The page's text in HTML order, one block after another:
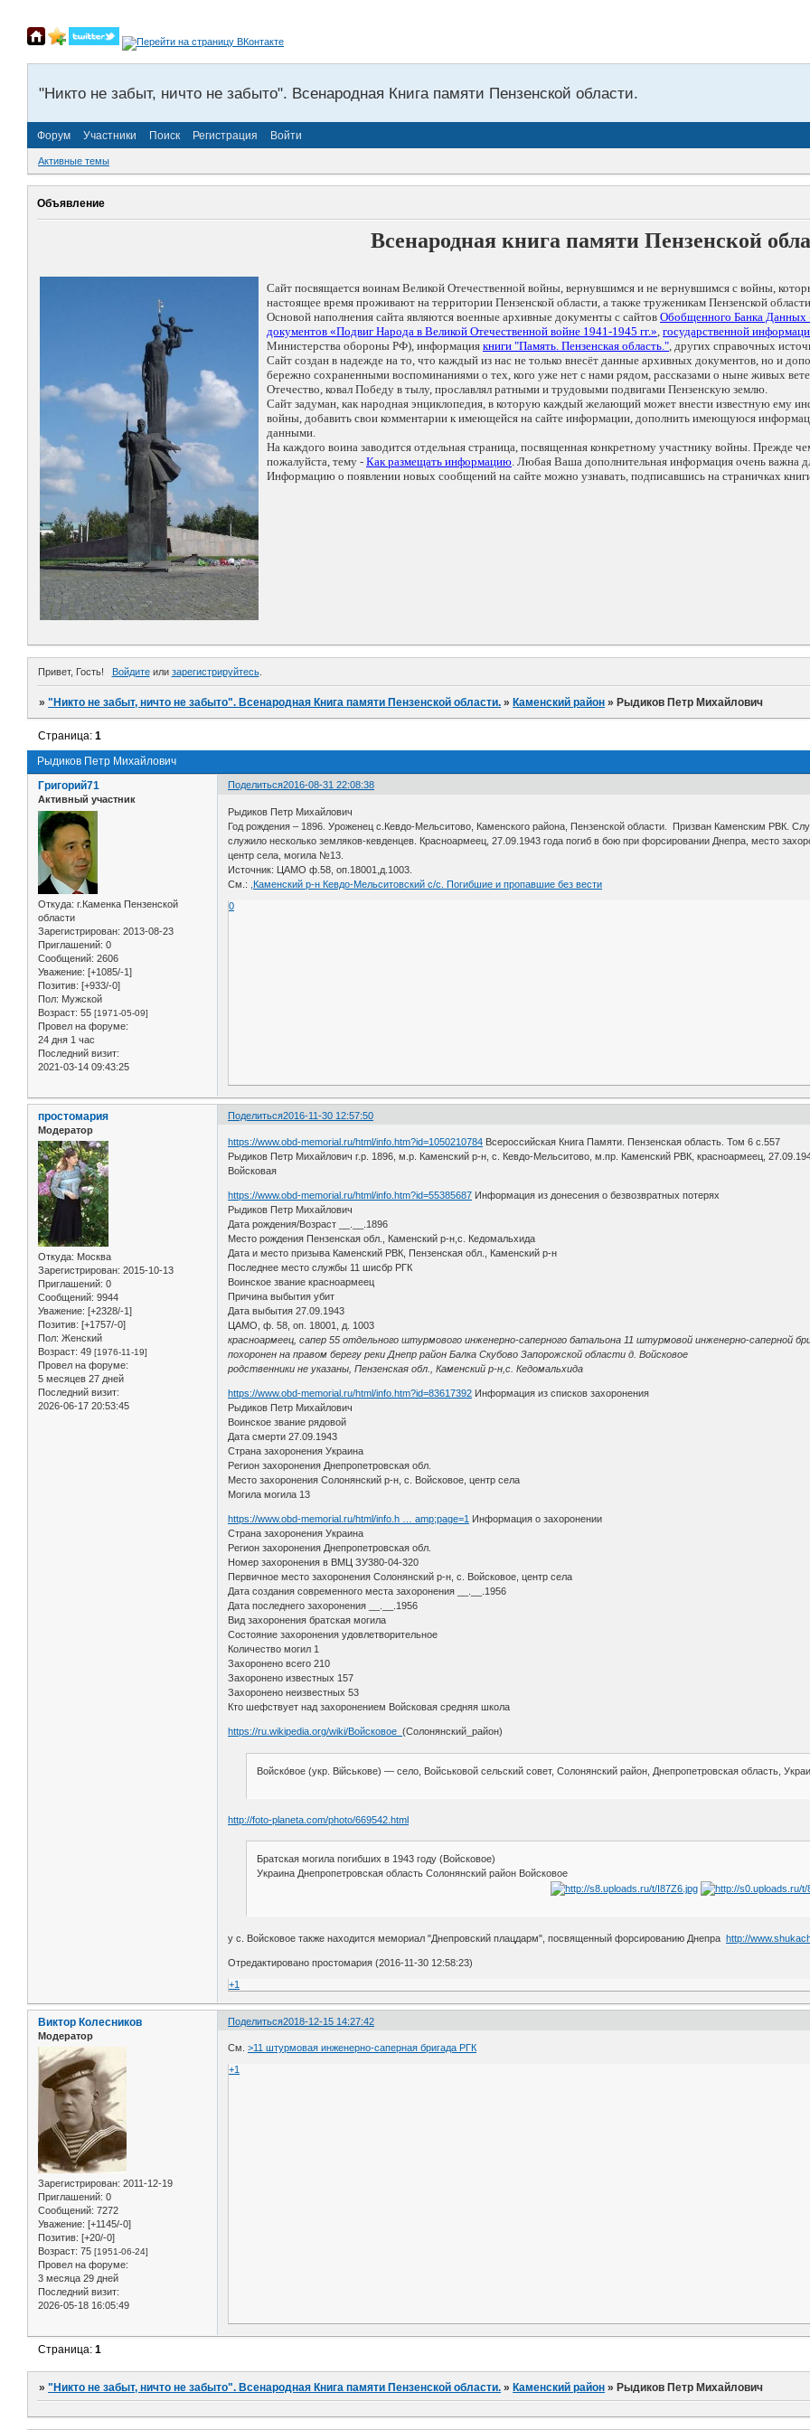
"Никто не забыт, ничто не забыто". Всенародная Книга памяти Пензенской области.
Форум Участники Поиск Регистрация Войти
Активные темы
Объявление
Всенародная книга памяти Пензенской
Сайт посвящается воинам Великой Отечественной войны, вернувшимся и не вернувшимся с войны,
настоящее время проживают на территории Пензенской области, а также труженикам Пензенской
Основой наполнения сайта являются военные архивные документы с сайтов Обобщенного Банка
документов «Подвиг Народа в Великой Отечественной войне 1941-1945 гг.», государственной
Министерства обороны РФ), информация книги "Память. Пензенская область.", других справочных
Сайт создан в надежде на то, что каждый из нас не только внесёт данные архивных документов, но и
бережно сохраненными воспоминаниями о тех, кого уже нет с нами рядом, рассказами о ныне живых
Отечество, ковал Победу в тылу, прославлял ратными и трудовыми подвигами Пензенскую землю.
Сайт задуман, как народная энциклопедия, в которую каждый желающий может внести известную ему
войны, добавить свои комментарии к имеющейся на сайте информации, дополнить имеющуюся
данными.
На каждого воина заводится отдельная страница, посвященная конкретному участнику войны. Прежде
пожалуйста, тему - Как размещать информацию. Любая Ваша дополнительная информация очень важна
Информацию о появлении новых сообщений на сайте можно узнавать, подписавшись на страничках
Привет, Гость! Войдитеили зарегистрируйтесь.
»"Никто не забыт, ничто не забыто". Всенародная Книга памяти Пензенской области. » Каменский район » Рыдиков Петр Михайлович
Рыдиков Петр Михайлович
Страница:1
Поделиться2016-08-31 22:08:38
Григорий71
Активный участник
Откуда: г.Каменка Пензенской
области
Зарегистрирован: 2013-08-23
Приглашений: 0
Сообщений: 2606
Уважение: [+1085/-1]
Позитив: [+933/-0]
Пол: Мужской
Возраст: 55 [1971-05-09]
Провел на форуме:
24 дня 1 час
Последний визит:
2021-03-14 09:43:25
Рыдиков Петр Михайлович
Год рождения – 1896. Уроженец с.Кевдо-Мельситово, Каменского района, Пензенской области. Призван Каменским РВК.
служило несколько земляков-кевденцев. Красноармеец, 27.09.1943 года погиб в бою при форсировании Днепра, место
центр села, могила №13.
Источник: ЦАМО ф.58, оп.18001,д.1003.
См.:
,Каменский р-н Кевдо-Мельситовский с/с. Погибшие и пропавшие без вести
0
Поделиться2016-11-30 12:57:50
простомария
Модератор
Откуда: Москва
Зарегистрирован: 2015-10-13
Приглашений: 0
Сообщений: 9944
Уважение: [+2328/-1]
Позитив: [+1757/-0]
Пол: Женский
Возраст: 49 [1976-11-19]
Провел на форуме:
5 месяцев 27 дней
Последний визит:
2026-06-17 20:53:45
https://www.obd-memorial.ru/html/info.htm?id=1050210784 Всероссийская Книга Памяти. Пензенская область. Том 6 с.557
Рыдиков Петр Михайлович г.р. 1896, м.р. Каменский р-н, с. Кевдо-Мельситово, м.пр. Каменский РВК, красноармеец,
Войсковая
https://www.obd-memorial.ru/html/info.htm?id=55385687 Информация из донесения о безвозвратных потерях
Рыдиков Петр Михайлович
Дата рождения/Возраст __.__.1896
Место рождения Пензенская обл., Каменский р-н,с. Кедомальхида
Дата и место призыва Каменский РВК, Пензенская обл., Каменский р-н
Последнее место службы 11 шисбр РГК
Воинское звание красноармеец
Причина выбытия убит
Дата выбытия 27.09.1943
ЦАМО, ф. 58, оп. 18001, д. 1003
красноармеец, сапер 55 отдельного штурмового инженерно-саперного батальона 11 штурмовой инженерно-саперной
похоронен на правом берегу реки Днепр район Балка Скубово Запорожской области д. Войсковое
родственники не указаны, Пензенская обл., Каменский р-н,с. Кедомальхида
https://www.obd-memorial.ru/html/info.htm?id=83617392 Информация из списков захоронения
Рыдиков Петр Михайлович
Воинское звание рядовой
Дата смерти 27.09.1943
Страна захоронения Украина
Регион захоронения Днепропетровская обл.
Место захоронения Солонянский р-н, с. Войсковое, центр села
Могила могила 13
https://www.obd-memorial.ru/html/info.h … amp;page=1 Информация о захоронении
Страна захоронения Украина
Регион захоронения Днепропетровская обл.
Номер захоронения в ВМЦ ЗУ380-04-320
Первичное место захоронения Солонянский р-н, с. Войсковое, центр села
Дата создания современного места захоронения __.__.1956
Дата последнего захоронения __.__.1956
Вид захоронения братская могила
Состояние захоронения удовлетворительное
Количество могил 1
Захоронено всего 210
Захоронено известных 157
Захоронено неизвестных 53
Кто шефствует над захоронением Войсковая средняя школа
https://ru.wikipedia.org/wiki/Войсковое_(Солонянский_район)
Войско́вое (укр. Військове) — село, Войськовой сельский совет, Солонянский район, Днепропетровская область,
http://foto-planeta.com/photo/669542.html
Братская могила погибших в 1943 году (Войсковое)
Украина Днепропетровская область Солонянский район Войсковое
у с. Войсковое также находится мемориал "Днепровский плацдарм", посвященный форсированию Днепраhttp://
Отредактировано простомария (2016-11-30 12:58:23)
+1
Поделиться2018-12-15 14:27:42
Виктор Колесников
Модератор
Зарегистрирован: 2011-12-19
Приглашений: 0
Сообщений: 7272
Уважение: [+1145/-0]
Позитив: [+20/-0]
Возраст: 75 [1951-06-24]
Провел на форуме:
3 месяца 29 дней
Последний визит:
2026-05-18 16:05:49
См.>11 штурмовая инженерно-саперная бригада РГК
+1
Страница:1
»"Никто не забыт, ничто не забыто". Всенародная Книга памяти Пензенской области. »Каменский район »Рыдиков Петр Михайлович